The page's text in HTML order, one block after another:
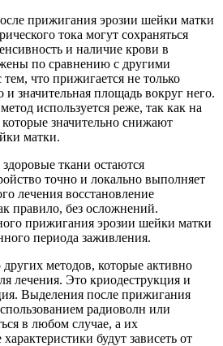
прижигания эрозии шейки матки
тока могут сохраняться
и наличие крови в
по сравнению с другими
что прижигается не только
значительная площадь вокруг него.
используется реже, так как на
значительно снижают
матки.
ткани остаются
точно и локально выполняет
лечения восстановление
правило, без осложнений.
прижигания эрозии шейки матки
периода заживления.
методов, которые активно
лечения. Это криодеструкция и
Выделения после прижигания
радиоволн или
в любом случае, а их
будут зависеть от